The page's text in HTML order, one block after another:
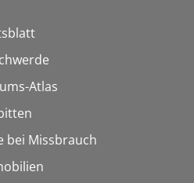
Atlas
bei Missbrauch